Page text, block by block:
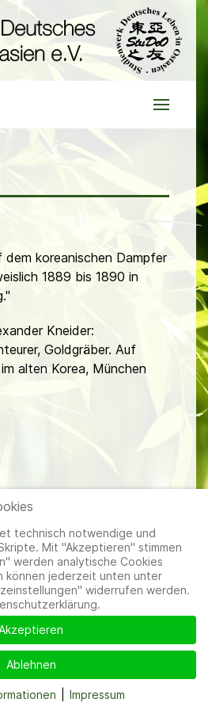
koreanischen Dampfer
1889 bis 1890 in
Kneider:
Goldgräber. Auf
alten Korea, München
| Datenschutzerklärung|Cookie-
technisch notwendige und
Mit "Akzeptieren" stimmen
werden analytische Cookies
können jederzeit unten unter
widerrufen werden.
Ablehnen
Impressum